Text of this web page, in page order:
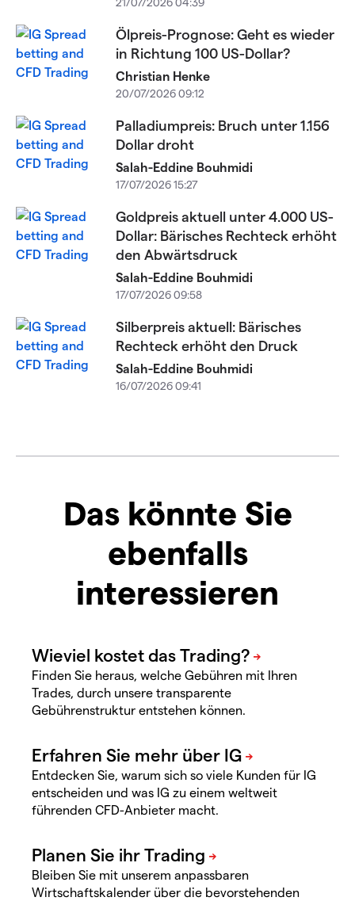
Ölpreis-Prognose: Geht es wieder
in Richtung 100 US-Dollar?
Christian Henke
20/07/2026 09:12
Palladiumpreis: Bruch unter 1.156
Dollar droht
Salah-Eddine Bouhmidi
17/07/2026 15:27
Goldpreis aktuell unter 4.000 US-
Dollar: Bärisches Rechteck erhöht
den Abwärtsdruck
Salah-Eddine Bouhmidi
17/07/2026 09:58
Silberpreis aktuell: Bärisches
Rechteck erhöht den Druck
Salah-Eddine Bouhmidi
16/07/2026 09:41
Das könnte Sie
ebenfalls
interessieren
Finden Sie heraus, welche Gebühren mit Ihren
Trades, durch unsere transparente
Gebührenstruktur entstehen können.
Entdecken Sie, warum sich so viele Kunden für IG
entscheiden und was IG zu einem weltweit
führenden CFD-Anbieter macht.
Bleiben Sie mit unserem anpassbaren
Wirtschaftskalender über die bevorstehenden